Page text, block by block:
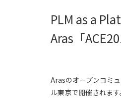
PLM as a
Aras「
Arasのオープンコミ
ル東京で開催されます